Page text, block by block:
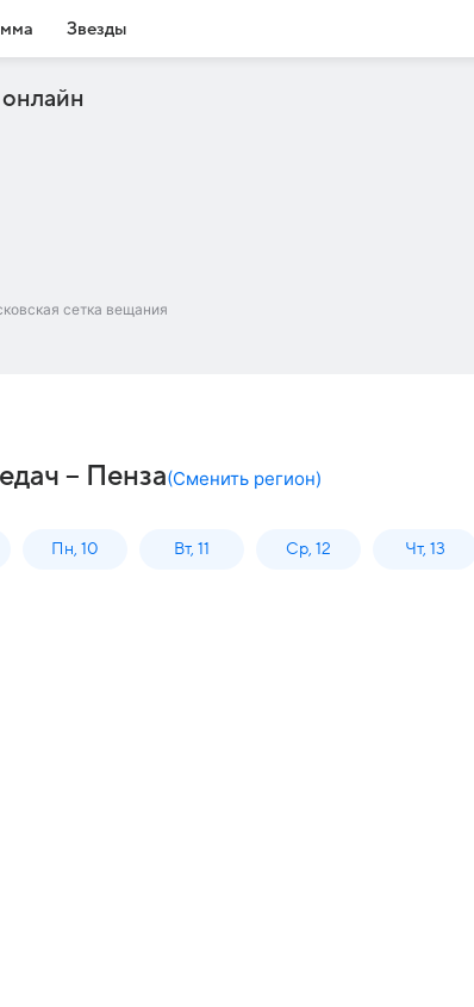
Звезды
сетка вещания
– Пенза(Сменить регион)
Пн, 10 Вт, 11 Ср, 12 Чт, 13